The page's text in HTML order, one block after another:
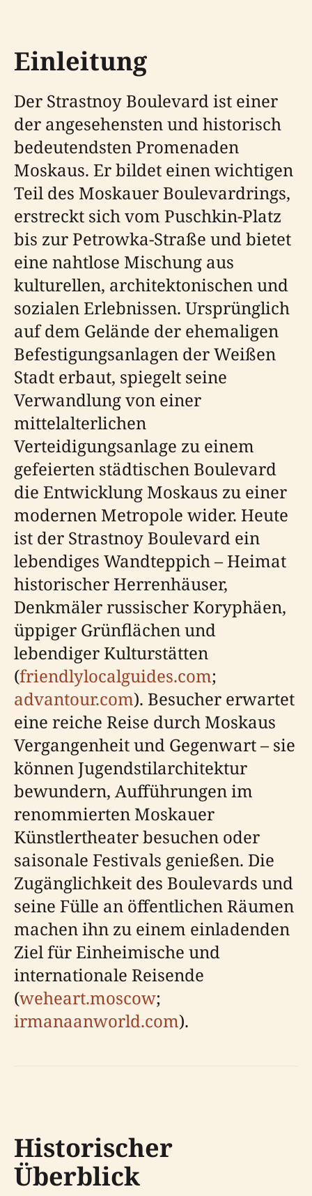
Einleitung
Der Strastnoy Boulevard ist einer
der angesehensten und historisch
bedeutendsten Promenaden
Moskaus. Er bildet einen wichtigen
Teil des Moskauer Boulevardrings,
erstreckt sich vom Puschkin-Platz
bis zur Petrowka-Straße und bietet
eine nahtlose Mischung aus
kulturellen, architektonischen und
sozialen Erlebnissen. Ursprünglich
auf dem Gelände der ehemaligen
Befestigungsanlagen der Weißen
Stadt erbaut, spiegelt seine
Verwandlung von einer
mittelalterlichen
Verteidigungsanlage zu einem
gefeierten städtischen Boulevard
die Entwicklung Moskaus zu einer
modernen Metropole wider. Heute
ist der Strastnoy Boulevard ein
lebendiges Wandteppich – Heimat
historischer Herrenhäuser,
Denkmäler russischer Koryphäen,
üppiger Grünflächen und
lebendiger Kulturstätten
(friendlylocalguides.com;
advantour.com). Besucher erwartet
eine reiche Reise durch Moskaus
Vergangenheit und Gegenwart – sie
können Jugendstilarchitektur
bewundern, Aufführungen im
renommierten Moskauer
Künstlertheater besuchen oder
saisonale Festivals genießen. Die
Zugänglichkeit des Boulevards und
seine Fülle an öffentlichen Räumen
machen ihn zu einem einladenden
Ziel für Einheimische und
internationale Reisende
(weheart.moscow;
irmanaanworld.com).
Historischer
Überblick